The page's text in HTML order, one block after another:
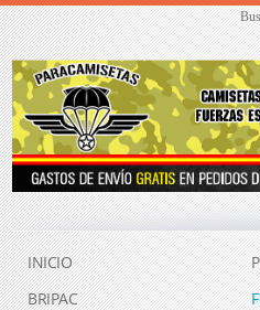
INICIO
BRIPAC